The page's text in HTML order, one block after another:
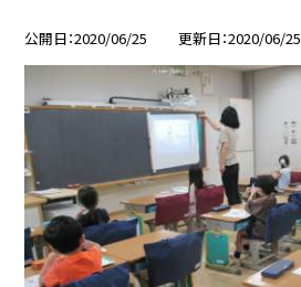
公開日 2020/06/25 更新日 2020/06/25